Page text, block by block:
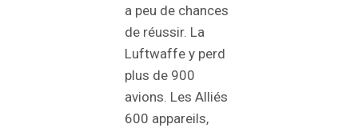
a peu de chances
de réussir. La
Luftwaffe y perd
plus de 900
avions. Les Alliés
600 appareils,